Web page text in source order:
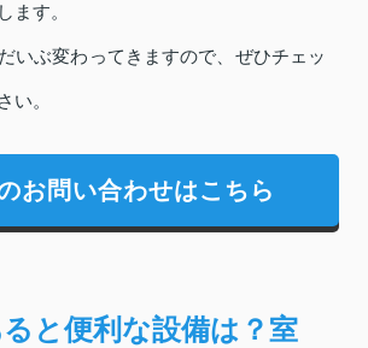
ます。
いぶ変わってきますので、ぜひチェッ
い。
お問い合わせはこちら
と便利な設備は？室